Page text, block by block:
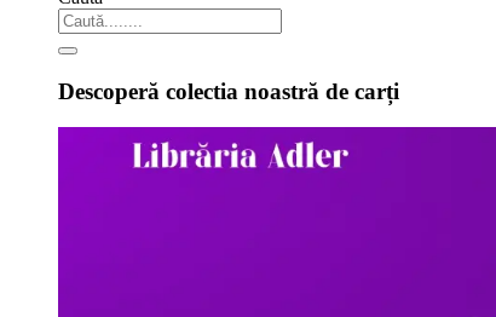
Descoperă colectia noastră de carți